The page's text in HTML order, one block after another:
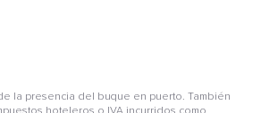
la presencia del buque en puerto. También